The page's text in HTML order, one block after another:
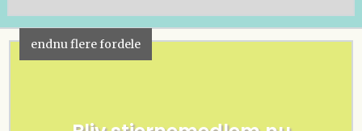
endnu flere fordele